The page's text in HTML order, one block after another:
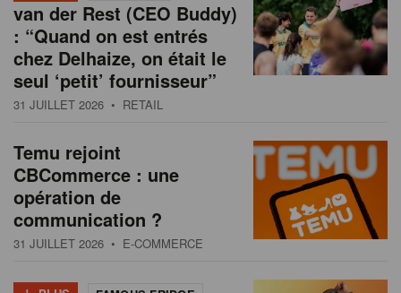
van der Rest (CEO Buddy)
: “Quand on est entrés
chez Delhaize, on était le
seul ‘petit’ fournisseur”
31 JUILLET 2026 • RETAIL
Temu rejoint
CBCommerce : une
opération de
communication ?
31 JUILLET 2026 • E-COMMERCE